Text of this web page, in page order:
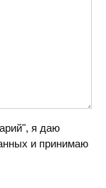
я даю
и принимаю